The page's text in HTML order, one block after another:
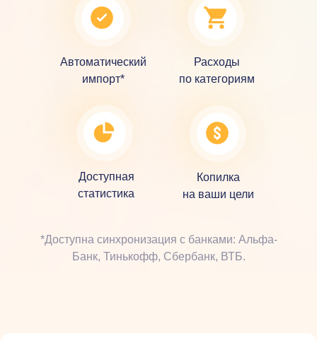
*Доступна синхронизация с банками: Альфа-
Банк, Тинькофф, Сбербанк, ВТБ.
Автоматический
импорт*
Расходы
по категориям
Доступная
статистика
Копилка
на ваши цели